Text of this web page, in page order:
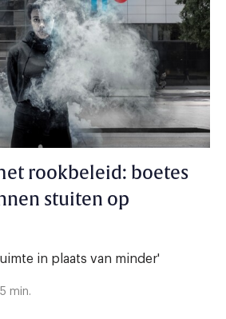
rookbeleid: boetes
stuiten op
in plaats van minder'
min.